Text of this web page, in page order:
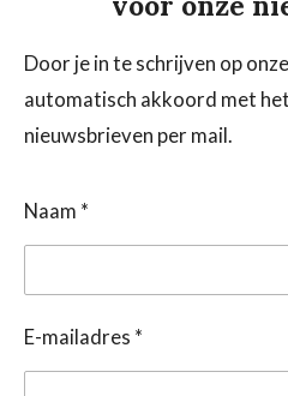
Door je in te schrijven op
automatisch akkoord met
nieuwsbrieven per mail.
Naam *
E-mailadres *